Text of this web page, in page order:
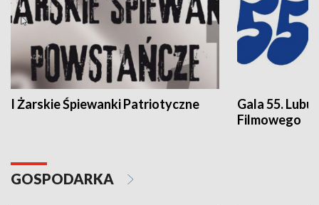
I Żarskie Śpiewanki Patriotyczne
Gala 55.
Filmowego
GOSPODARKA